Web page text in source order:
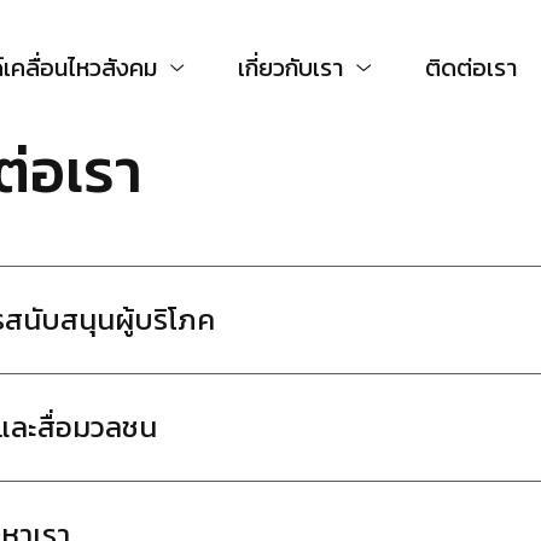
คลื่อนไหวสังคม​ เกี่ยวกับเรา ติดต่อเรา
เรา
สนับสนุนผู้บริโภค
ะสื่อมวลชน